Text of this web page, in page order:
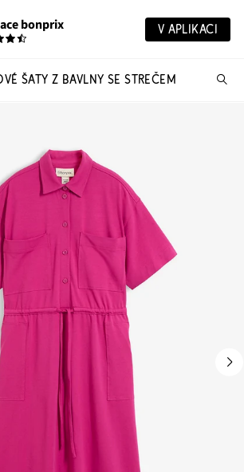
bonprix V APLIKACI
ŠATY Z BAVLNY SE STREČEM